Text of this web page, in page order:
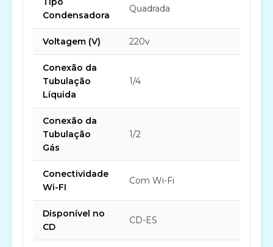
Condensadora
Quadrada
Voltagem (V) 220v
Conexão da
Tubulação
Líquida
1/4
Conexão da
Tubulação
Gás
1/2
Conectividade
Wi-FI
Com Wi-Fi
Disponível no
CD
CD-ES